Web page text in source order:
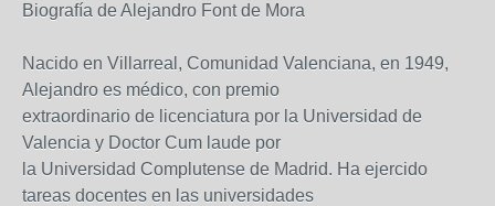
Biografía de Alejandro Font de Mora
Nacido en Villarreal, Comunidad Valenciana, en 1949,
Alejandro es médico, con premio
extraordinario de licenciatura por la Universidad de
Valencia y Doctor Cum laude por
la Universidad Complutense de Madrid. Ha ejercido
tareas docentes en las universidades